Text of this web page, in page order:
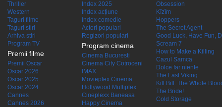
Thriller
Western
Taguri filme
Taguri stiri
Arhiva stiri
Program TV
Premii filme
Premii Oscar
Oscar 2026
Oscar 2025
Oscar 2024
Cannes
Cannes 2026
Index 2025
Index acţiune
Index comedie
Actori populari
Regizori populari
Program cinema
Cinema Bucuresti
Cinema City Cotroceni
IMAX
Movieplex Cinema
Hollywood Multiplex
Cineplexx Baneasa
Happy Cinema
Obsession
Kîzîm
Hoppers
The Secret Agent
Good Luck, Have Fun,
Scream 7
How to Make a Killing
Cazul Samca
Dolce far niente
The Last Viking
Kill Bill: The Whole
The Bride!
Cold Storage